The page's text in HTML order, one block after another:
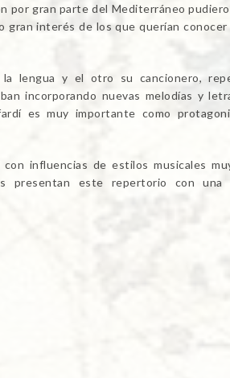
por gran parte del Mediterráneo
interés de los que querían
lengua y el otro su cancionero,
incorporando nuevas melodías y
es muy importante como
influencias de estilos musicales
presentan este repertorio con una